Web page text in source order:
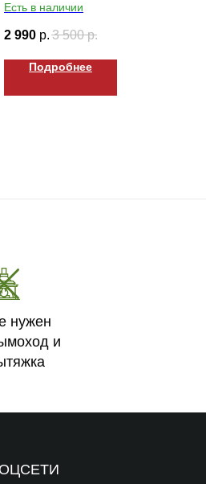
Есть в наличии
2 990 р. 3 500 р.
Подробнее
нужен
и